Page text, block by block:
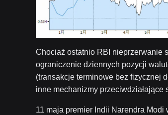
Chociaż ostatnio RBI nieprzerwanie
ograniczenie dziennych pozycji
(transakcje terminowe bez fizycznej
inne mechanizmy przeciwdziałające
11 maja premier Indii Narendra